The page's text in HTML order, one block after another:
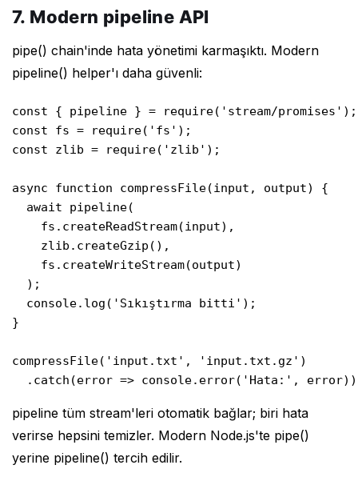
7. Modern pipeline API
pipe() chain'inde hata yönetimi karmaşıktı. Modern
pipeline() helper'ı daha güvenli:
const { pipeline } = require('stream/promises');
const fs = require('fs');
const zlib = require('zlib');
async function compressFile(input, output) {
  await pipeline(
    fs.createReadStream(input),
    zlib.createGzip(),
    fs.createWriteStream(output)
  );
  console.log('Sıkıştırma bitti');
}
compressFile('input.txt', 'input.txt.gz')
.catch(error => console.error('Hata:',
pipeline tüm stream'leri otomatik bağlar; biri hata
verirse hepsini temizler. Modern Node.js'te pipe()
yerine pipeline() tercih edilir.